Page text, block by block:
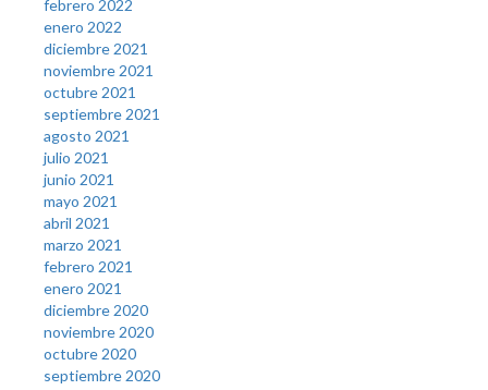
febrero 2022
enero 2022
diciembre 2021
noviembre 2021
octubre 2021
septiembre 2021
agosto 2021
julio 2021
junio 2021
mayo 2021
abril 2021
marzo 2021
febrero 2021
enero 2021
diciembre 2020
noviembre 2020
octubre 2020
septiembre 2020